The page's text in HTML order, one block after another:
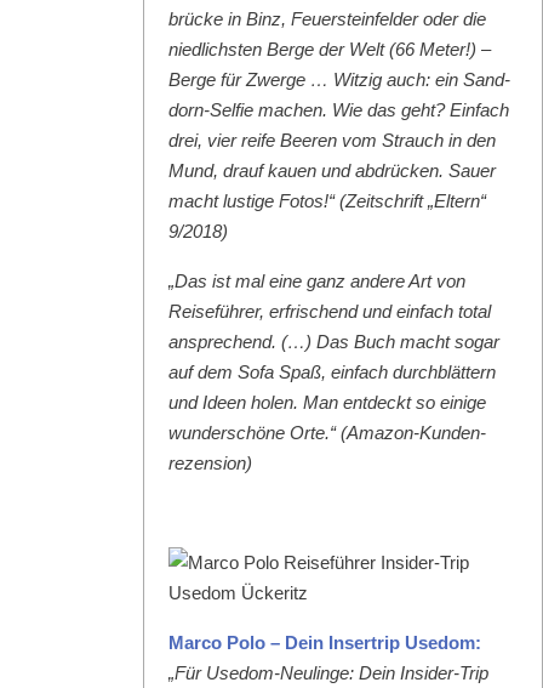
brücke in Binz, Feuer­ste­in­felder oder die
niedlich­sten Berge der Welt (66 Meter!) –
Berge für Zwerge … Witzig auch: ein Sand­
dorn-Self­ie machen. Wie das geht? Ein­fach
drei, vier reife Beeren vom Strauch in den
Mund, drauf kauen und abdrück­en. Sauer
macht lustige Fotos!“ (Zeitschrift „Eltern“
9/2018)
„Das ist mal eine ganz andere Art von
Reise­führer, erfrischend und ein­fach total
ansprechend. (…) Das Buch macht sog­ar
auf dem Sofa Spaß, ein­fach durch­blät­tern
und Ideen holen. Man ent­deckt so einige
wun­der­schöne Orte.“ (Ama­zon-Kun­den­
rezen­sion)
Mar­co Polo – Dein Inser­trip Use­dom:
„Für Use­dom-Neulinge: Dein Insid­er-Trip